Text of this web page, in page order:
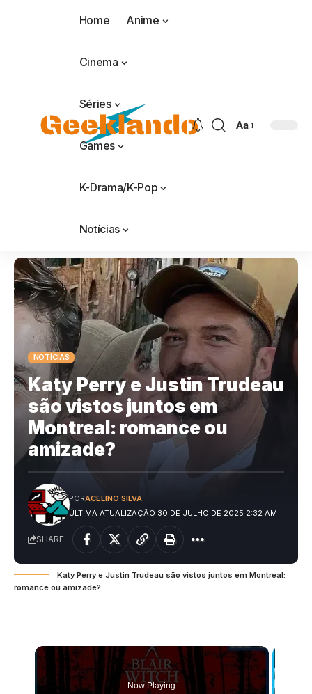
Home Anime
Cinema
Séries
Games
K-Drama/K-Pop
Notícias
Aa
NOTÍCIAS
Katy Perry e Justin Trudeau
são vistos juntos em
Montreal: romance ou
amizade?
ÚLTIMA ATUALIZAÇÃO 30 DE JULHO DE 2025 2:32 AM
PORACELINO SILVA
SHARE
Katy Perry e Justin Trudeau são vistos juntos em Montreal:
romance ou amizade?
Now Playing